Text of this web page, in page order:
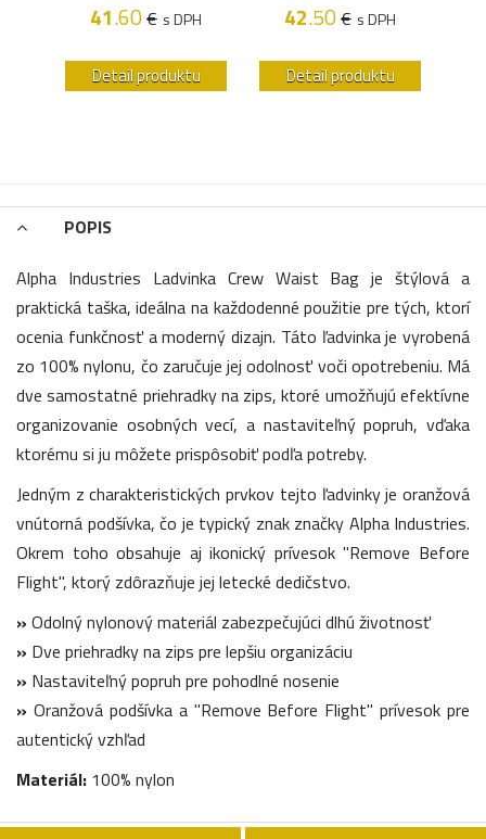
41.60€ s DPH
Detail produktu
42.50€ s DPH
Detail produktu
POPIS
Alpha Industries Ladvinka Crew Waist Bag je štýlová a
praktická taška, ideálna na každodenné použitie pre tých, ktorí
ocenia funkčnosť a moderný dizajn. Táto ľadvinka je vyrobená
zo 100% nylonu, čo zaručuje jej odolnosť voči opotrebeniu. Má
dve samostatné priehradky na zips, ktoré umožňujú efektívne
organizovanie osobných vecí, a nastaviteľný popruh, vďaka
ktorému si ju môžete prispôsobiť podľa potreby.
Jedným z charakteristických prvkov tejto ľadvinky je oranžová
vnútorná podšívka, čo je typický znak značky Alpha Industries.
Okrem toho obsahuje aj ikonický prívesok "Remove Before
Flight", ktorý zdôrazňuje jej letecké dedičstvo.
» Odolný nylonový materiál zabezpečujúci dlhú životnosť
» Dve priehradky na zips pre lepšiu organizáciu
» Nastaviteľný popruh pre pohodlné nosenie
» Oranžová podšívka a "Remove Before Flight" prívesok pre
autentický vzhľad
Materiál: 100% nylon